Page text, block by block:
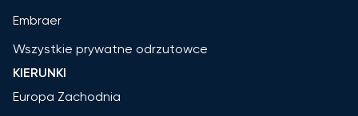
Embraer
Wszystkie prywatne odrzutowce
KIERUNKI
Europa Zachodnia